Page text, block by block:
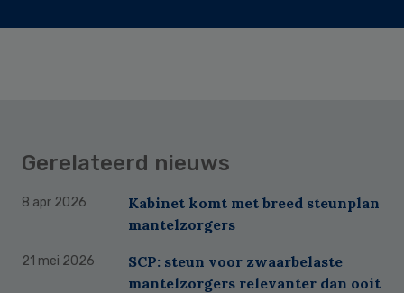
Gerelateerd nieuws
8 apr 2026
Kabinet komt met breed steunplan
mantelzorgers
21 mei 2026
SCP: steun voor zwaarbelaste
mantelzorgers relevanter dan ooit